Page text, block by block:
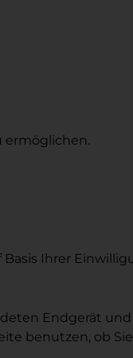
ermöglichen.
Ihrer
Endgerät
benutzen, ob